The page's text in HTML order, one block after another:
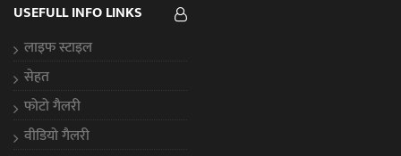
USEFULL INFO LINKS
लाइफ स्टाइल
सेहत
फोटो गैलरी
वीडियो गैलरी